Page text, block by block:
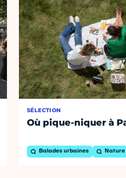
SÉLECTION
Où pique-niquer à
Balades urbaines Nature